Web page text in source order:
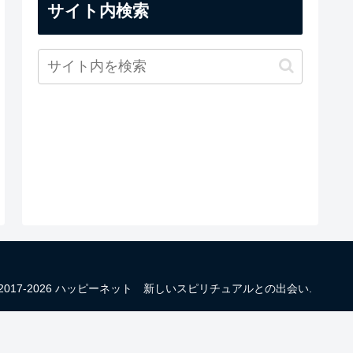
サイト内検索
2026 ハッピーネット 新しいスピリチュアルとの出会い.